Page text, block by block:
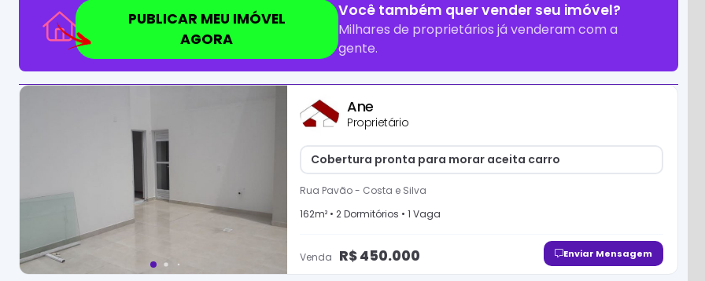
Você também quer vender seu imóvel?
Milhares de proprietários já venderam com a
gente.
PUBLICAR MEU IMÓVEL
AGORA
Ane
Proprietário
Cobertura pronta para morar aceita carro
Rua Pavão- Costa e Silva
162m² • 2Dormitórios • 1 Vaga
Venda R$450.000 Enviar Mensagem